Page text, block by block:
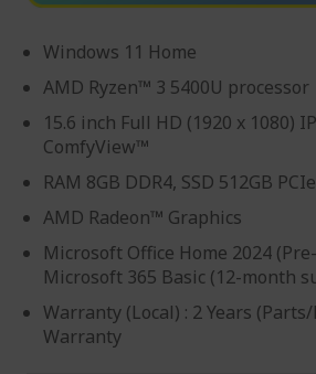
Windows 11 Home
AMD Ryzen™ 3 5400U processor
15.6 inch Full HD (1920 x 1080)
ComfyView™
RAM 8GB DDR4, SSD 512GB
AMD Radeon™ Graphics
Microsoft Office Home 2024
Microsoft 365 Basic (12-month
Warranty (Local) : 2 Years
Warranty